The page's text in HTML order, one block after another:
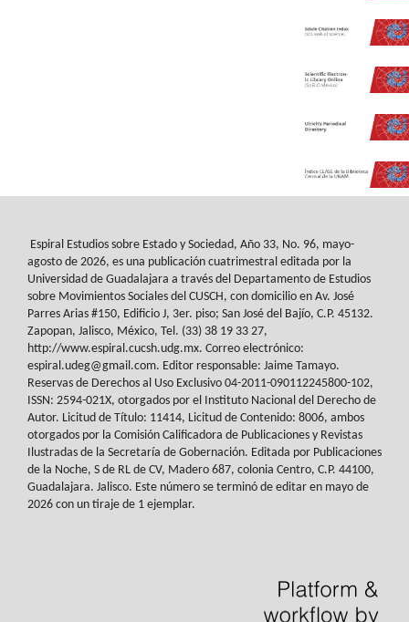
Espiral Estudios sobre Estado y Sociedad, Año 33, No. 96, mayo-
agosto de 2026, es una publicación cuatrimestral editada por la
Universidad de Guadalajara a través del Departamento de Estudios
sobre Movimientos Sociales del CUSCH, con domicilio en Av. José
Parres Arias #150, Edificio J, 3er. piso; San José del Bajío, C.P. 45132.
Zapopan, Jalisco, México, Tel. (33) 38 19 33 27,
http://www.espiral.cucsh.udg.mx. Correo electrónico:
espiral.udeg@gmail.com. Editor responsable: Jaime Tamayo.
Reservas de Derechos al Uso Exclusivo 04-2011-090112245800-102,
ISSN: 2594-021X, otorgados por el Instituto Nacional del Derecho de
Autor. Licitud de Título: 11414, Licitud de Contenido: 8006, ambos
otorgados por la Comisión Calificadora de Publicaciones y Revistas
Ilustradas de la Secretaría de Gobernación. Editada por Publicaciones
de la Noche, S de RL de CV, Madero 687, colonia Centro, C.P. 44100,
Guadalajara. Jalisco. Este número se terminó de editar en mayo de
2026 con un tiraje de 1 ejemplar.